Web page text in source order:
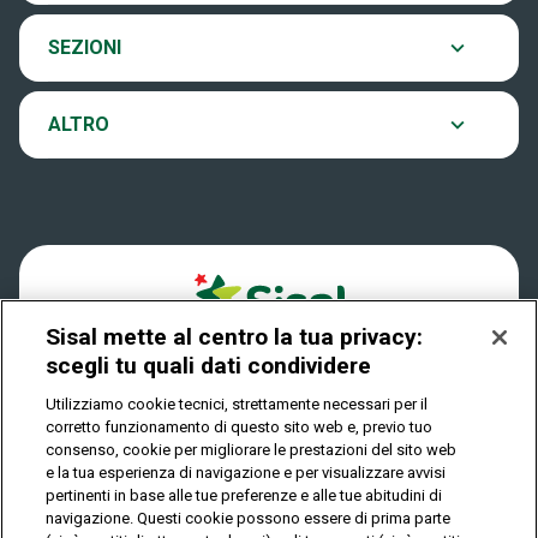
VinciCasa
Play Your Date
SEZIONI
Archivio estrazioni
Verifica vincite
ALTRO
Contatti
Notifiche
Privacy
IL GIOCO È VIETATO AI MINORI E PUÒ CAUSARE
DIPENDENZA PATOLOGICA
Sisal mette al centro la tua privacy:
scegli tu quali dati condividere
Utilizziamo cookie tecnici, strettamente necessari per il
corretto funzionamento di questo sito web e, previo tuo
consenso, cookie per migliorare le prestazioni del sito web
e la tua esperienza di navigazione e per visualizzare avvisi
pertinenti in base alle tue preferenze e alle tue abitudini di
navigazione. Questi cookie possono essere di prima parte